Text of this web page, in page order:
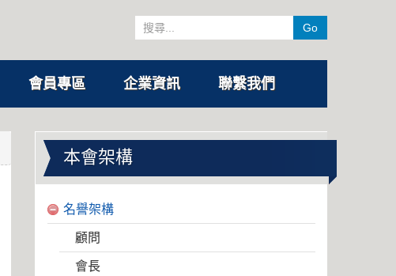
Go
會員專區 企業資訊 聯繫我們
本會架構
名譽架構
顧問
會長